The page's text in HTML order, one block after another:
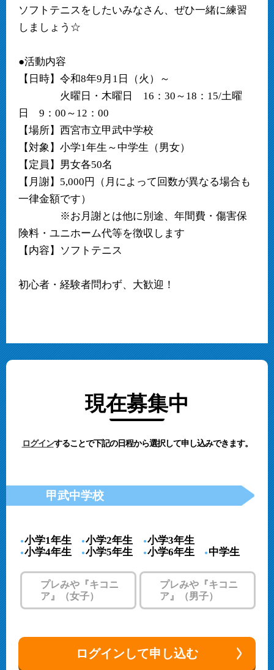
ソフトテニスをしたいみなさん、ぜひ一緒に練習
しましょう☆
●活動内容
【日時】令和8年9月1日（火）～
火曜日・木曜日 16：30～18：15/土曜
日 9：00～12：00
【場所】西宮市立甲武中学校
【対象】小学1年生～中学生（男女）
【定員】男女各50名
【月謝】5,000円（月によって回数が異なる場合も
一律金額です）
※お月謝とは他に別途、年間費・傷害保
険料・ユニホーム代等を徴収します
【内容】ソフトテニス
初心者・経験者問わず、大歓迎！
現在募集中
ログインすることで下記の日程から選択して申し込みできます。
甲武中学校
小学1年生 小学2年生
小学3年生
小学4年生
小学5年生 小学6年生 中学生
プレみや『キコニ
ア』（女子）
プレみや『キコニ
ア』（男子）
ログインして申し込む